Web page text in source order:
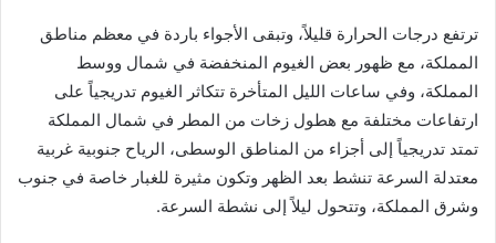
ترتفع درجات الحرارة قليلاً، وتبقى الأجواء باردة في معظم مناطق
المملكة، مع ظهور بعض الغيوم المنخفضة في شمال ووسط
المملكة، وفي ساعات الليل المتأخرة تتكاثر الغيوم تدريجياً على
ارتفاعات مختلفة مع هطول زخات من المطر في شمال المملكة
تمتد تدريجياً إلى أجزاء من المناطق الوسطى، الرياح جنوبية غربية
معتدلة السرعة تنشط بعد الظهر وتكون مثيرة للغبار خاصة في جنوب
وشرق المملكة، وتتحول ليلاً إلى نشطة السرعة.